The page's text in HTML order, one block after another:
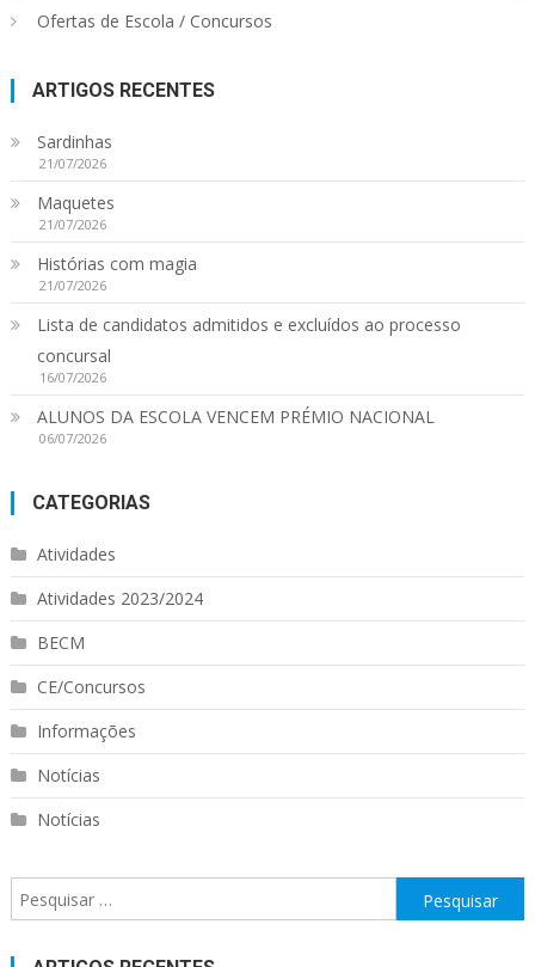
Ofertas de Escola / Concursos
ARTIGOS RECENTES
Sardinhas
21/07/2026
Maquetes
21/07/2026
Histórias com magia
21/07/2026
Lista de candidatos admitidos e excluídos ao processo
concursal
16/07/2026
ALUNOS DA ESCOLA VENCEM PRÉMIO NACIONAL
06/07/2026
CATEGORIAS
Atividades
Atividades 2023/2024
BECM
CE/Concursos
Informações
Notícias
Notícias
Pesquisar
por: